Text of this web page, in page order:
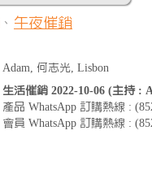
、 午夜催銷
Adam, 何志光, Lisbon
生活催銷 2022-10-06 (主持 :
產品 WhatsApp 訂購熱線 :
會員 WhatsApp 訂購熱線 :